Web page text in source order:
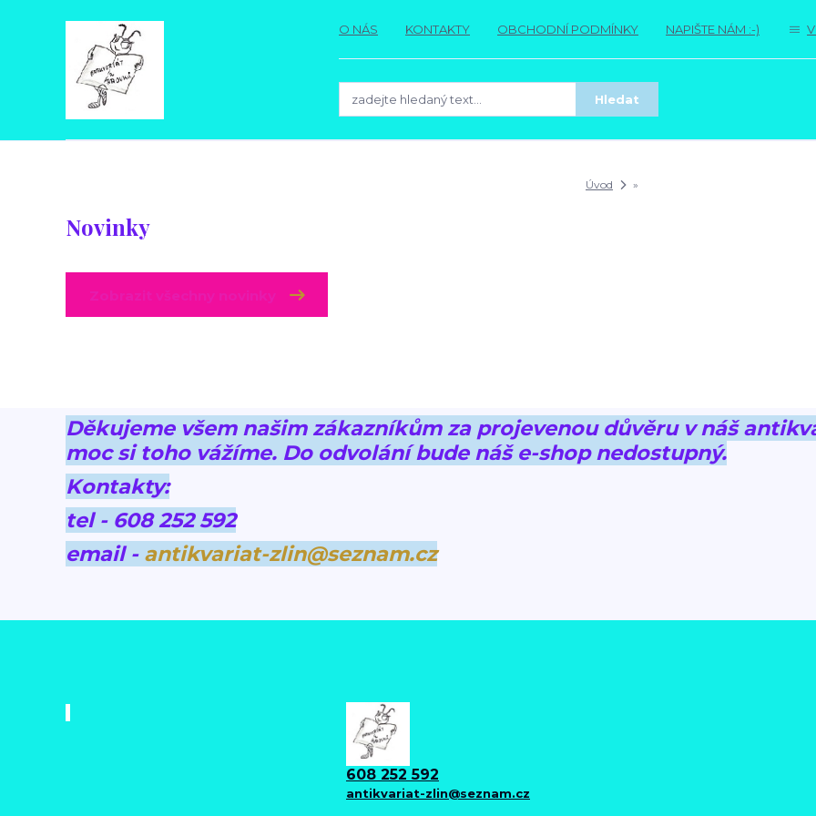
O NÁS KONTAKTY OBCHODNÍ PODMÍNKY NAPIŠTE NÁM :-)
Hledat
Úvod »
Novinky
Děkujeme všem našim zákazníkům za projevenou důvěru v náš
moc si toho vážíme. Do odvolání bude náš e-shop nedostupný.
Kontakty:
tel - 608 252 592
email - antikvariat-zlin@seznam.cz
608 252 592
antikvariat-zlin@seznam.cz